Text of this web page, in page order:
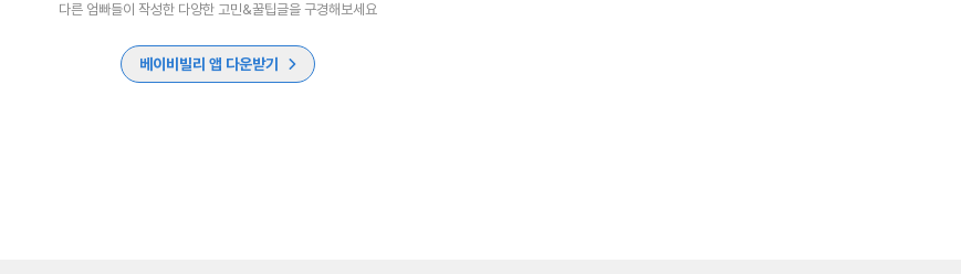
다른 엄빠들이 작성한 다양한 고민&꿀팁글을 구경해보세요
베이비빌리 앱 다운받기